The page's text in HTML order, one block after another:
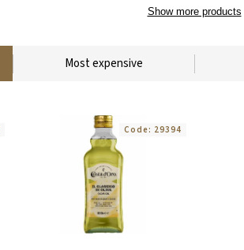
Show more products
Most expensive
Code: 29394